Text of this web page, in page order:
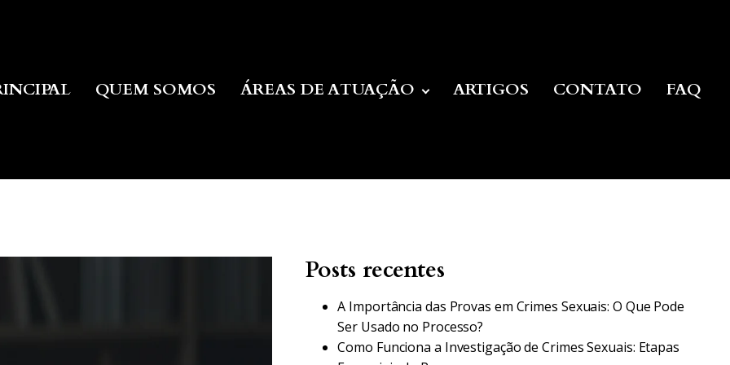
QUEM SOMOS ÁREAS DE ATUAÇÃO ARTIGOS CONTATO FAQ
Posts recentes
A Importância das Provas em Crimes Sexuais: O Que Pode
Ser Usado no Processo?
Como Funciona a Investigação de Crimes Sexuais: Etapas